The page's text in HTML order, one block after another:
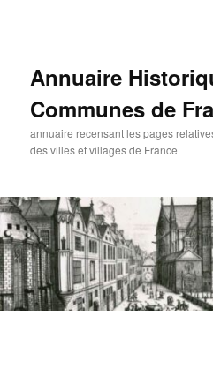
Annuaire
Communes de
annuaire recensant les pages
des villes et villages de France